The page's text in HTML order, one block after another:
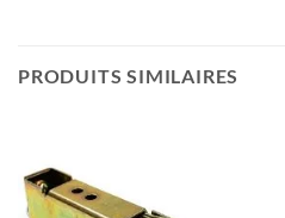
PRODUITS SIMILAIRES